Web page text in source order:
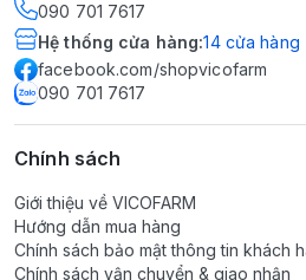
090 701 7617
Hệ thống cửa hàng:14 cửa hàng
facebook.com/shopvicofarm
090 701 7617
Chính sách
Giới thiệu về VICOFARM
Hướng dẫn mua hàng
Chính sách bảo mật thông tin khách
Chính sách vận chuyển & giao nhận